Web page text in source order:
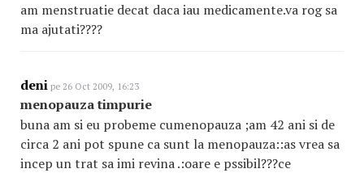
am menstruatie decat daca iau medicamente.va rog sa
ma ajutati????
deni pe 26 Oct 2009, 16:23
menopauza timpurie
buna am si eu probeme cumenopauza ;am 42 ani si de
circa 2 ani pot spune ca sunt la menopauza::as vrea sa
incep un trat sa imi revina .:oare e pssibil???ce